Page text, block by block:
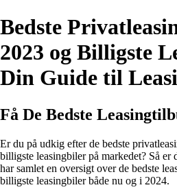
Bedste
2023 og Billigste
Din Guide til
Få De Bedste
Er du på udkig efter de bedste
billigste leasingbiler på markedet? Så er
har samlet en oversigt over de bedste
billigste leasingbiler både nu og i 2024.